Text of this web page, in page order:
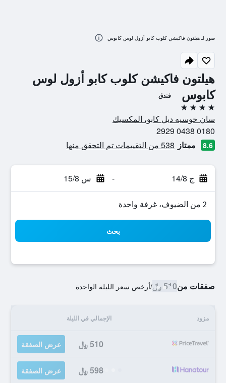
هيلتون فاكيشن كلوب كابو أزول لوس
كابوس
فندق
4 نجوم
سان خوسيه ديل كابو، المكسيك
0180 0438 2929
8.6 ممتاز 538 من التقييمات تم التحقق منها
ج 14/8 - س 15/8
2 من الضيوف، غرفة واحدة
بحث
صفقات من510 ﷼ /أرخص سعر الليلة الواحدة
مزود الإجمالي في الليلة
510 ﷼ عرض الصفقة
598 ﷼ عرض الصفقة
صور لـ هيلتون فاكيشن كلوب كابو أزول لوس كابوس